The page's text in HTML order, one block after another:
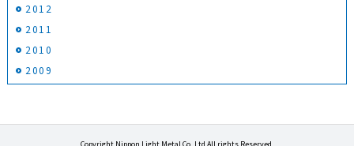
2012
2011
2010
2009
Copyright Nippon Light Metal Co.,Ltd All rights Reserved.